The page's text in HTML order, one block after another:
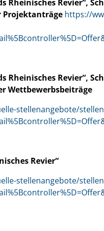
Revier“,
Projektanträge https://
Revier“,
Wettbewerbsbeiträge
stellenangebote/
Revier“
stellenangebote/